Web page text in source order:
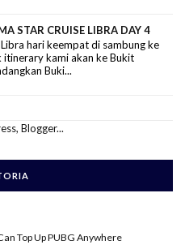
STAR CRUISE LIBRA DAY 4
hari keempat di sambung ke
itinerary kami akan ke Bukit
Buki...
Top Up PUBG Anywhere